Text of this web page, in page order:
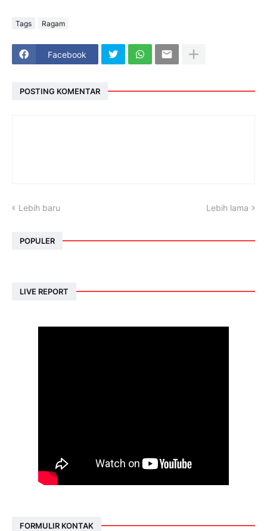
Tags Ragam
Facebook
POSTING KOMENTAR
Lebih baru Lebih lama
POPULER
LIVE REPORT
FORMULIR KONTAK